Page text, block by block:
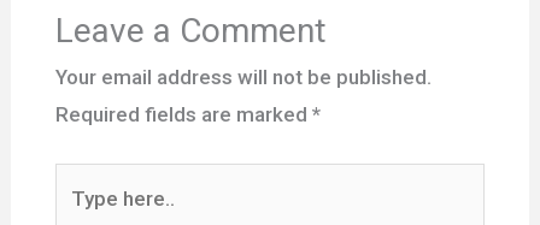
Leave a Comment
Your email address will not be published.
Required fields are marked *